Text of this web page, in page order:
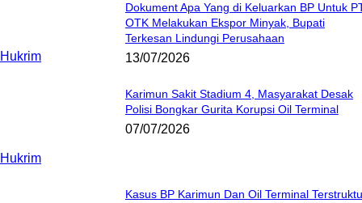
Hukrim
Dokument Apa Yang di Keluarkan BP Untuk
OTK Melakukan Ekspor Minyak, Bupati
Terkesan Lindungi Perusahaan
13/07/2026
Hukrim
Karimun Sakit Stadium 4, Masyarakat Desak
Polisi Bongkar Gurita Korupsi Oil Terminal
07/07/2026
Kasus BP Karimun Dan Oil Terminal